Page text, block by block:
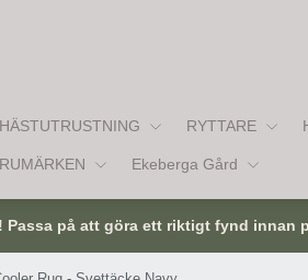
HÄSTUTRUSTNING RYTTARE
Ekeberga Gård
Passa på att göra ett riktigt fynd innan